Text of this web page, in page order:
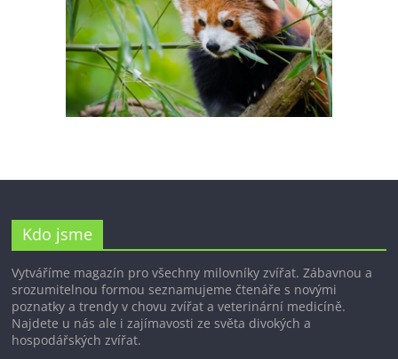
Kdo jsme
Vytváříme magazín pro všechny milovníky zvířat. Zábavnou a
srozumitelnou formou seznamujeme čtenáře s novými
poznatky a trendy v chovu zvířat a veterinární medicíně.
Najdete u nás ale i zajímavosti ze světa divokých a
hospodářských zvířat.